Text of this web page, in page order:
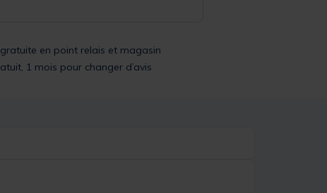
en point relais et magasin
1 mois pour changer d’avis